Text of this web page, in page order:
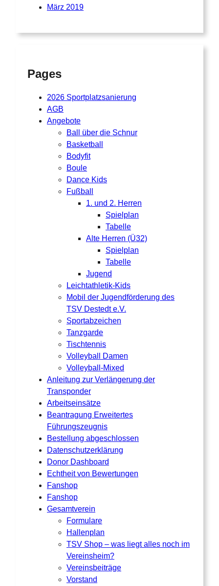
März 2019
Pages
2026 Sportplatzsanierung
AGB
Angebote
Ball über die Schnur
Basketball
Bodyfit
Boule
Dance Kids
Fußball
1. und 2. Herren
Spielplan
Tabelle
Alte Herren (Ü32)
Spielplan
Tabelle
Jugend
Leichtathletik-Kids
Mobil der Jugendförderung des
TSV Destedt e.V.
Sportabzeichen
Tanzgarde
Tischtennis
Volleyball Damen
Volleyball-Mixed
Anleitung zur Verlängerung der
Transponder
Arbeitseinsätze
Beantragung Erweitertes
Führungszeugnis
Bestellung abgeschlossen
Datenschutzerklärung
Donor Dashboard
Echtheit von Bewertungen
Fanshop
Fanshop
Gesamtverein
Formulare
Hallenplan
TSV Shop – was liegt alles noch im
Vereinsheim?
Vereinsbeiträge
Vorstand